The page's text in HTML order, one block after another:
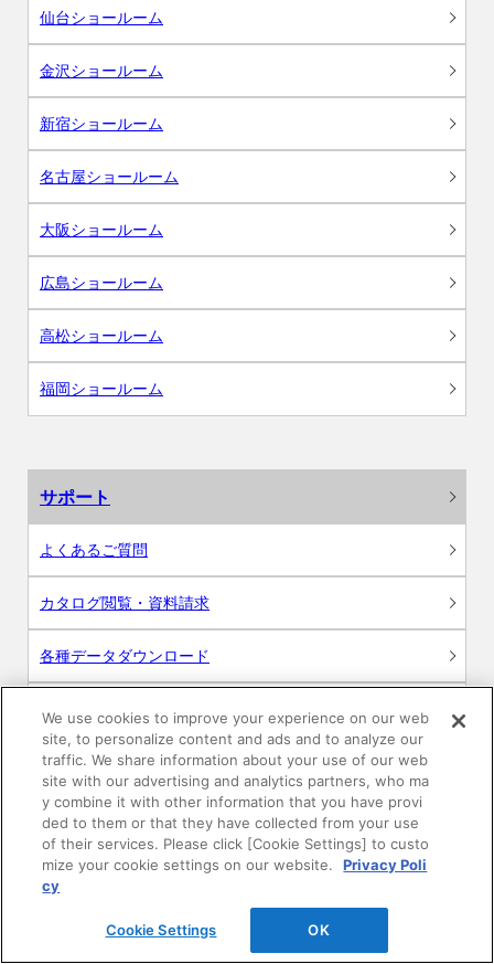
仙台ショールーム
金沢ショールーム
新宿ショールーム
名古屋ショールーム
大阪ショールーム
広島ショールーム
高松ショールーム
福岡ショールーム
サポート
よくあるご質問
カタログ閲覧・資料請求
各種データダウンロード
WEB見積・各種シミュレーション
交換用部品の購入
修理・点検
お問い合わせ
We use cookies to improve your experience on our web
site, to personalize content and ads and to analyze our
traffic. We share information about your use of our web
site with our advertising and analytics partners, who ma
y combine it with other information that you have provi
ded to them or that they have collected from your use
of their services. Please click [Cookie Settings] to custo
mize your cookie settings on our website.
Privacy Poli
cy
Cookie Settings OK